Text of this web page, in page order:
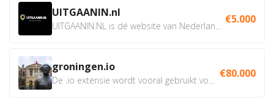
UITGAANIN.nl €5.000
groningen.io €80.000